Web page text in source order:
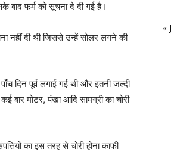
बाद फर्म को सूचना दे दी गई है।
नहीं दी थी जिससे उन्हें सोलर लगने की
दिन पूर्व लगाई गई थी और इतनी जल्दी
बार मोटर, पंखा आदि सामग्री का चोरी
का इस तरह से चोरी होना काफी
«